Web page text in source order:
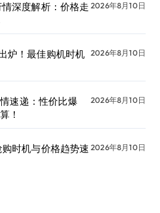
深度解析：价格走 2026年8月10日
炉！最佳购机时机
2026年8月10日
速递：性价比爆
！
2026年8月10日
时机与价格趋势速 2026年8月10日